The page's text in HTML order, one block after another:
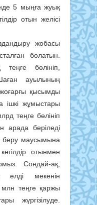
5 мыңға жуық
отын желісі
жобасы
болатын.
бөлініп,
ауылының
қысымды
ішкі жұмыстары
теңге бөлініп
арада беріледі
беру маусымына
отынмен
Сондай-ақ,
елді мекенін
теңге қаржы
жүргізілуде.